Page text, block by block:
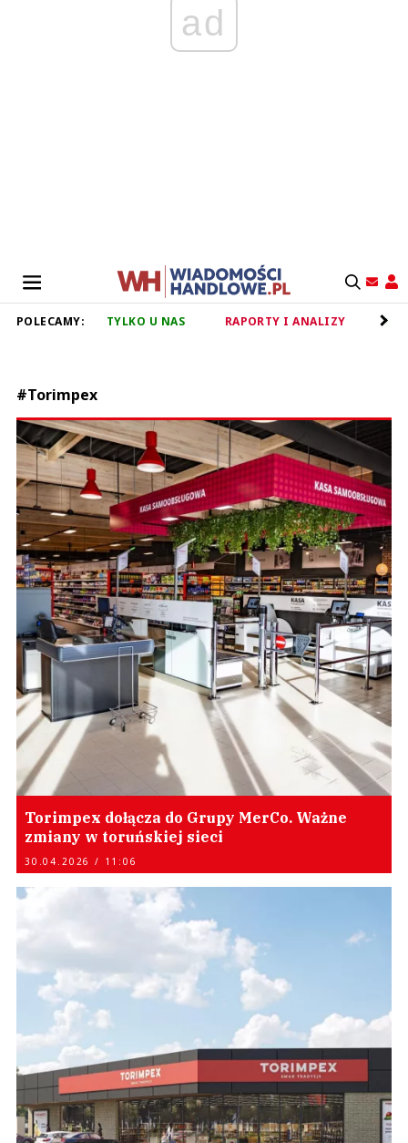
ad
POLECAMY: TYLKO U NAS RAPORTY I ANALIZY
#Torimpex
Torimpex dołącza do Grupy MerCo. Ważne
zmiany w toruńskiej sieci
30.04.2026 / 11:06